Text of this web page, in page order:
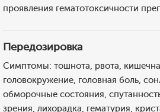
проявления гематотоксичности
Передозировка
Симптомы: тошнота, рвота,
головокружение, головная боль,
обморочные состояния,
зрения, лихорадка, гематурия,